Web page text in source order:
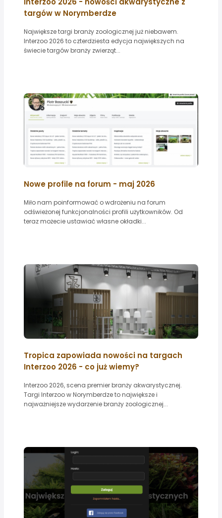
targów w Norymberdze
Największe targi branży zoologicznej już niebawem.
Interzoo 2026 to czterdziesta edycja największych na
świecie targów branży zwierząt...
Nowe profile na forum - maj 2026
Miło nam poinformować o wdrożeniu na forum
odświeżonej funkcjonalności profili użytkowników. Od
teraz możecie ustawiać własne okładki...
Tropica zapowiada nowości na targach
Interzoo 2026 - co już wiemy?
Interzoo 2026, scena premier branży akwarystycznej.
Targi Interzoo w Norymberdze to największe i
najważniejsze wydarzenie branży zoologicznej...